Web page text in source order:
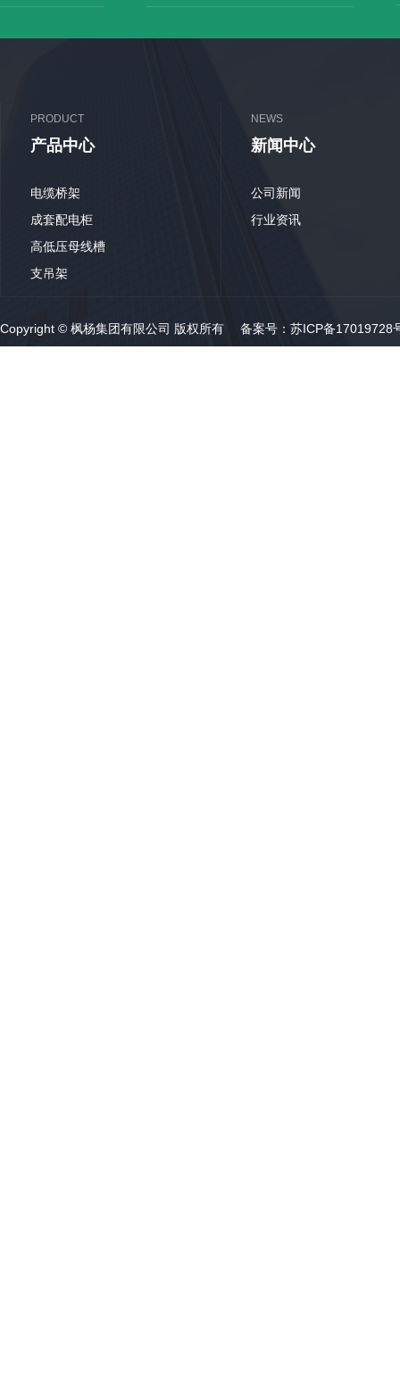
PRODUCT
产品中心
电缆桥架
成套配电柜
高低压母线槽
支吊架
NEWS
新闻中心
公司新闻
行业资讯
Copyright © 枫杨集团有限公司 版权所有 备案号： 苏ICP备17019728